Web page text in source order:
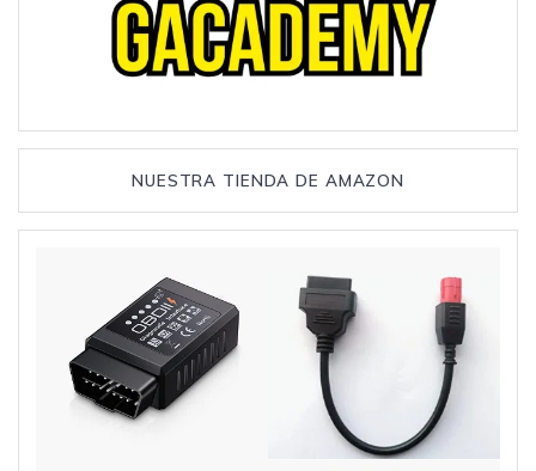
NUESTRA TIENDA DE AMAZON